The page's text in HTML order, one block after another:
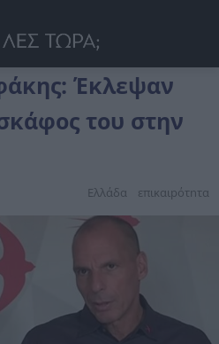
Έκλεψαν
του στην
Ελλάδα επικαιpότnτα